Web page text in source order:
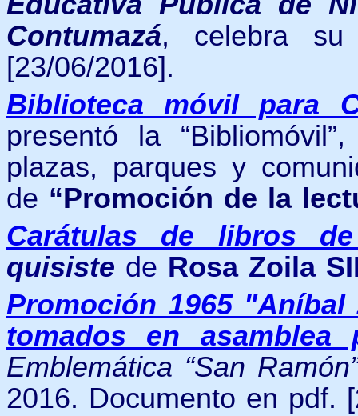
Contumazá, celebra su
[23/06/2016].
Biblioteca móvil para
presentó la
plazas, parques y
de “Promoción de la
Carátulas de libros
quisiste de Rosa Zoila
Promoción 1965 "Aníbal
tomados en asamblea
Emblemática “San
2016. Documento en pdf.